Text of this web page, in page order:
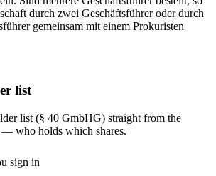
durch zwei Geschäftsführer oder durch
gemeinsam mit einem Prokuristen
list
list (§ 40 GmbHG) straight from the
who holds which shares.
sign in